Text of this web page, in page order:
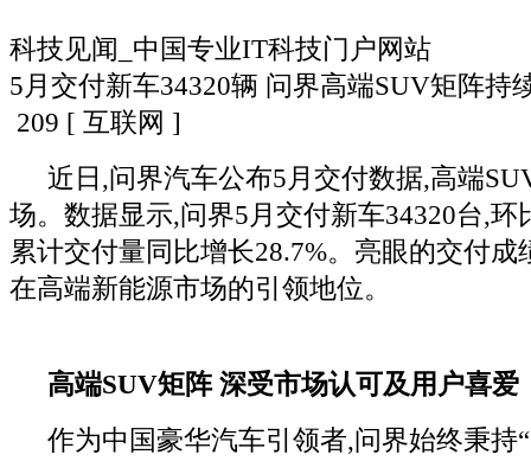
科技见闻_中国专业IT科技门户网站
5月交付新车34320辆 问界高端SUV矩阵持
209 [ 互联网 ]
近日,问界汽车公布5月交付数据,高端
场。数据显示,问界5月交付新车34320台,环
累计交付量同比增长28.7%。亮眼的交付成
在高端新能源市场的引领地位。
高端SUV矩阵 深受市场认可及用户喜爱
作为中国豪华汽车引领者,问界始终秉持